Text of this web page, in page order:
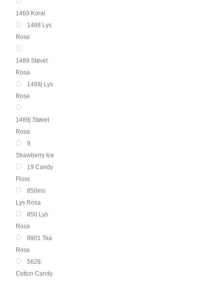
1460 Koral
1488 Lys
Rose
1489 Støvet
Rosa
1488j Lys
Rose
1489j Støvet
Rosa
9
Strawberry Ice
19 Candy
Floss
850ms
Lys Rosa
850 Lys
Rosa
9901 Tea
Rose
5628
Cotton Candy